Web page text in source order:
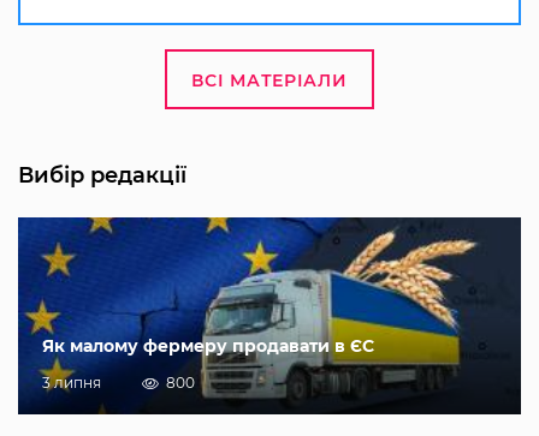
ВСІ МАТЕРІАЛИ
Вибір редакції
Як малому фермеру продавати в ЄС
3 липня 800